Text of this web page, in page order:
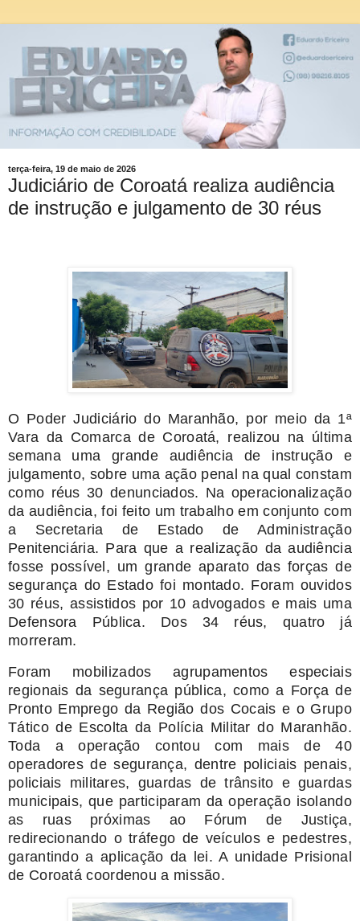
terça-feira, 19 de maio de 2026
Judiciário de Coroatá realiza audiência
de instrução e julgamento de 30 réus
O Poder Judiciário do Maranhão, por meio da 1ª
Vara da Comarca de Coroatá, realizou na última
semana uma grande audiência de instrução e
julgamento, sobre uma ação penal na qual constam
como réus 30 denunciados. Na operacionalização
da audiência, foi feito um trabalho em conjunto com
a Secretaria de Estado de Administração
Penitenciária. Para que a realização da audiência
fosse possível, um grande aparato das forças de
segurança do Estado foi montado. Foram ouvidos
30 réus, assistidos por 10 advogados e mais uma
Defensora Pública. Dos 34 réus, quatro já
morreram.
Foram mobilizados agrupamentos especiais
regionais da segurança pública, como a Força de
Pronto Emprego da Região dos Cocais e o Grupo
Tático de Escolta da Polícia Militar do Maranhão.
Toda a operação contou com mais de 40
operadores de segurança, dentre policiais penais,
policiais militares, guardas de trânsito e guardas
municipais, que participaram da operação isolando
as ruas próximas ao Fórum de Justiça,
redirecionando o tráfego de veículos e pedestres,
garantindo a aplicação da lei. A unidade Prisional
de Coroatá coordenou a missão.